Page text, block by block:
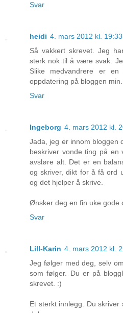
Svar
heidi 4. mars 2012 kl. 19:33
Så vakkert skrevet. Jeg
sterk nok til å være svak.
Slike medvandrere er
oppdatering på bloggen
Svar
Ingeborg 4. mars 2012 kl.
Jada, jeg er innom bloggen
beskriver vonde ting på
avsløre alt. Det er en
og skriver, dikt for å få ord
og det hjelper å skrive.
Ønsker deg en fin uke gode
Svar
Lill-Karin 4. mars 2012 kl.
Jeg følger med deg, selv
som følger. Du er på
skrevet. :)
Et sterkt innlegg. Du